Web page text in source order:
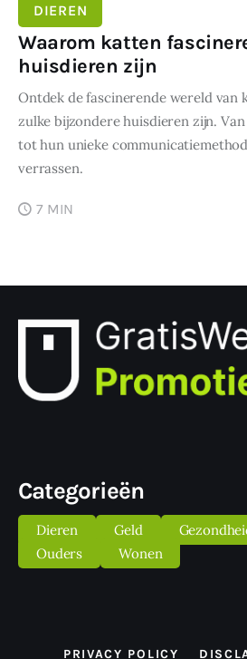
DIEREN
Waarom katten
huisdieren zijn
Ontdek de fascinerende wereld van
zulke bijzondere huisdieren zijn.
tot hun unieke
verrassen.
7 MIN
Categorieën
Dieren Geld
Ouders
Wonen
PRIVACY POLICY